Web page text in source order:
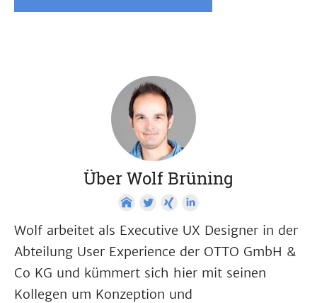
Über Wolf Brüning
Wolf arbeitet als Executive UX Designer in der
Abteilung User Experience der OTTO GmbH &
Co KG und kümmert sich hier mit seinen
Kollegen um Konzeption und